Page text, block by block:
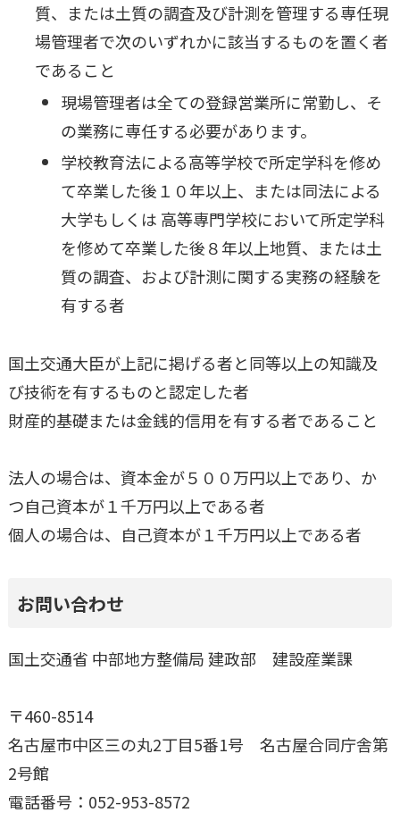
質、または土質の調査及び計測を管理する専任現
場管理者で次のいずれかに該当するものを置く者
であること
現場管理者は全ての登録営業所に常勤し、そ
の業務に専任する必要があります。
学校教育法による高等学校で所定学科を修め
て卒業した後１０年以上、または同法による
大学もしくは 高等専門学校において所定学科
を修めて卒業した後８年以上地質、または土
質の調査、および計測に関する実務の経験を
有する者
国土交通大臣が上記に掲げる者と同等以上の知識及
び技術を有するものと認定した者
財産的基礎または金銭的信用を有する者であること
法人の場合は、資本金が５００万円以上であり、か
つ自己資本が１千万円以上である者
個人の場合は、自己資本が１千万円以上である者
お問い合わせ
国土交通省 中部地方整備局 建政部 建設産業課
〒460-8514
名古屋市中区三の丸2丁目5番1号 名古屋合同庁舎第
2号館
電話番号：052-953-8572